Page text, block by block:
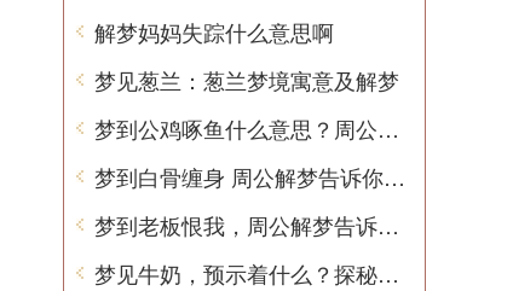
解梦妈妈失踪什么意思啊
梦见葱兰：葱兰梦境寓意及解梦
梦到公鸡啄鱼什么意思？周公解梦用中文告诉你
梦到白骨缠身 周公解梦告诉你其含义
梦到老板恨我，周公解梦告诉你真相
梦见牛奶，预示着什么？探秘病人梦境中的隐秘预兆